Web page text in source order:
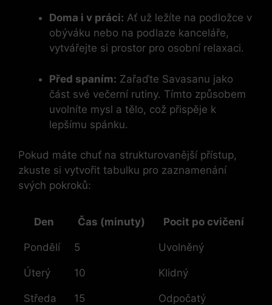
Doma i v práci: Ať už ležíte na podložce v
obýváku nebo na podlaze kanceláře,
vytvářejte si prostor pro osobní relaxaci.
Před spaním: Zařaďte Savasanu jako
část své večerní rutiny. Tímto způsobem
uvolníte mysl a tělo, což přispěje k
lepšímu spánku.
Pokud máte chuť na strukturovanější přístup,
zkuste si vytvořit tabulku pro zaznamenání
svých pokroků:
Den Čas (minuty) Pocit po cvičení
Pondělí 5 Uvolněný
Úterý 10 Klidný
Středa 15 Odpočatý